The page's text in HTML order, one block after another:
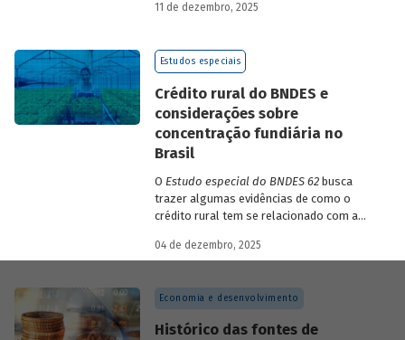
Souza, economistas do BNDES, reúne 25
BNDESdivulgados ao longo de 2025.
11 de dezembro, 2025
Estudos especiais
Crédito rural do BNDES e
considerações sobre
concentração fundiária no
Brasil
O Estudo especial do BNDES 62busca
trazer algumas evidências de como o
crédito rural tem se relacionado com a
papel desempenhado pelo BNDES.
04 de dezembro, 2025
Economia e desenvolvimento
Histórico das fontes de